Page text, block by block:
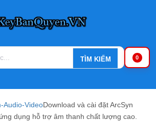
0
Audio-VideoDownload và cài đặt ArcSyn
dụng hỗ trợ âm thanh chất lượng cao.